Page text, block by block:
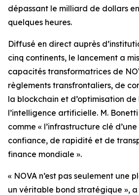
dépassant le milliard de dollars
quelques heures.
Diffusé en direct auprès
cinq continents, le lancement a
capacités transformatrices de
règlements transfrontaliers, de
la blockchain et d’optimisation
l’intelligence artificielle. M.
comme « l’infrastructure clé
confiance, de rapidité et de
finance mondiale ».
« NOVA n’est pas seulement une
un véritable bond stratégique »,